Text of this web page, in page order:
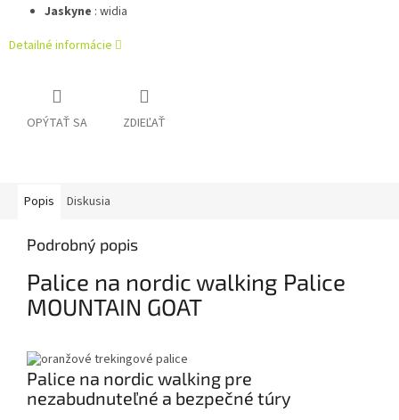
Jaskyne : widia
Detailné informácie
OPÝTAŤ SA ZDIEĽAŤ
Popis Diskusia
Podrobný popis
Palice na nordic walking Palice
MOUNTAIN GOAT
Palice na nordic walking pre
nezabudnuteľné a bezpečné túry